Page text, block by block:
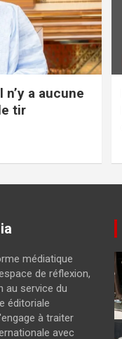
a aucune
tir
médiatique
de réflexion,
au service du
éditoriale
à traiter
avec